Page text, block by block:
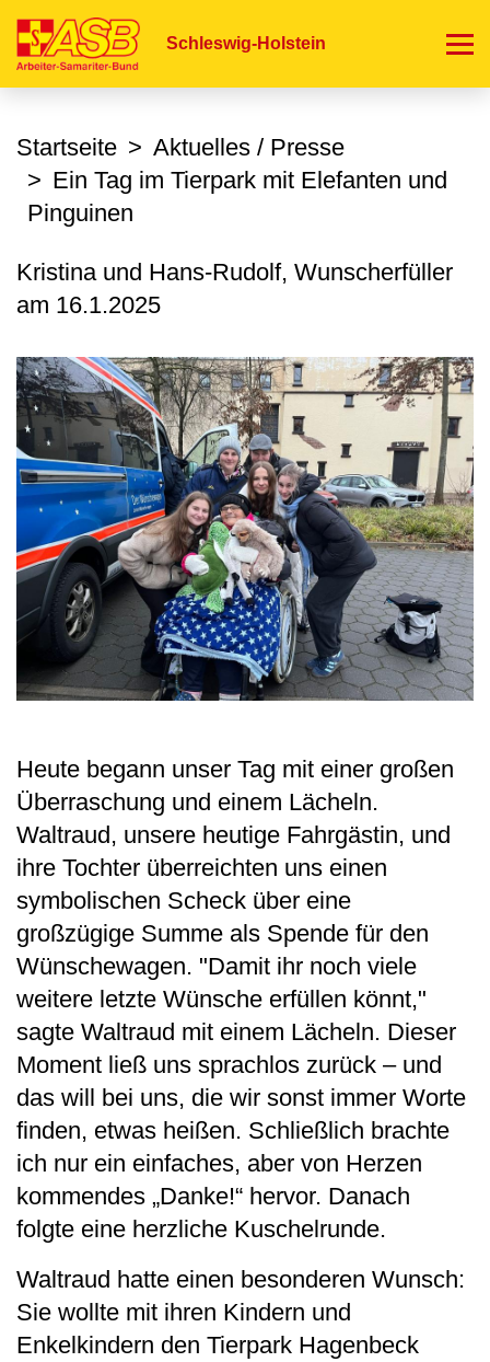
zum
Schleswig-Holstein
Startseite
Aktuelles / Presse
Ein Tag im Tierpark mit Elefanten und
Pinguinen
Kristina und Hans-Rudolf, Wunscherfüller
am 16.1.2025
Heute begann unser Tag mit einer großen
Überraschung und einem Lächeln.
Waltraud, unsere heutige Fahrgästin, und
ihre Tochter überreichten uns einen
symbolischen Scheck über eine
großzügige Summe als Spende für den
Wünschewagen. "Damit ihr noch viele
weitere letzte Wünsche erfüllen könnt,"
sagte Waltraud mit einem Lächeln. Dieser
Moment ließ uns sprachlos zurück – und
das will bei uns, die wir sonst immer Worte
finden, etwas heißen. Schließlich brachte
ich nur ein einfaches, aber von Herzen
kommendes „Danke!“ hervor. Danach
folgte eine herzliche Kuschelrunde.
Waltraud hatte einen besonderen Wunsch:
Sie wollte mit ihren Kindern und
Enkelkindern den Tierpark Hagenbeck